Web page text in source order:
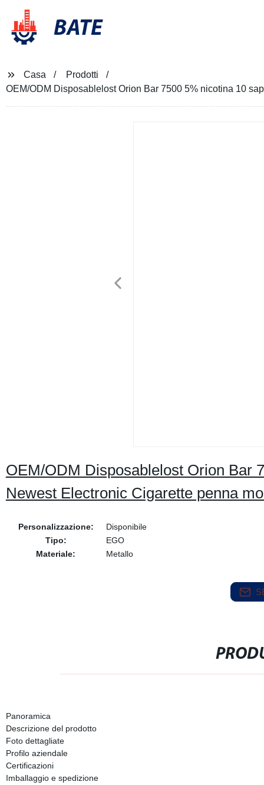
BATE
Casa
Prodotti
OEM/ODM Disposablelost Orion Bar 7500 5% nicotina 10
OEM/ODM Disposablelost Orion Bar
Newest Electronic Cigarette penna
Personalizzazione:
Disponibile
Tipo:
EGO
Materiale:
Metallo
Panoramica
Descrizione del prodotto
Foto dettagliate
Profilo aziendale
Certificazioni
Imballaggio e spedizione